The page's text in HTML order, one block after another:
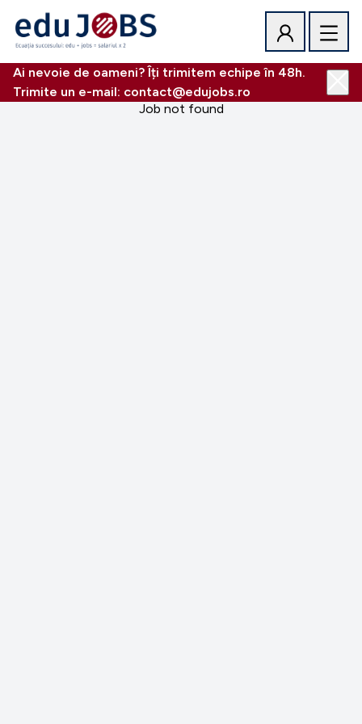
Ai nevoie de oameni? Îți trimitem echipe în 48h.
Trimite un e-mail: contact@edujobs.ro
Job not found